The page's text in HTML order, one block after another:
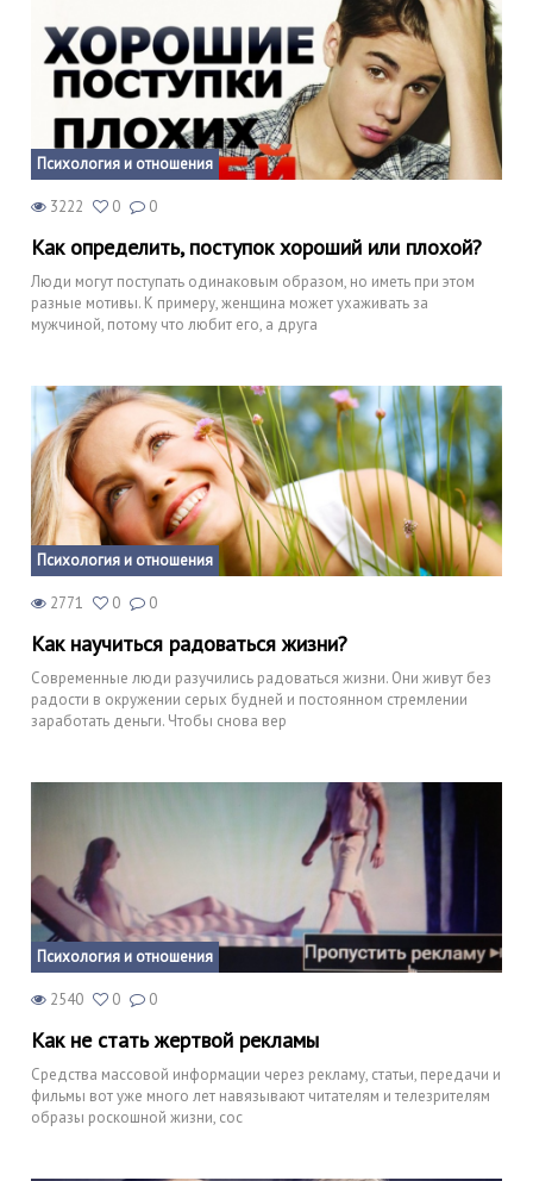
Психология и отношения
3222 0 0
Как определить, поступок хороший или плохой?
Люди могут поступать одинаковым образом, но иметь при этом
разные мотивы. К примеру, женщина может ухаживать за
мужчиной, потому что любит его, а друга
Психология и отношения
2771 0 0
Как научиться радоваться жизни?
Современные люди разучились радоваться жизни. Они живут без
радости в окружении серых будней и постоянном стремлении
заработать деньги. Чтобы снова вер
Психология и отношения
2540 0 0
Как не стать жертвой рекламы
Средства массовой информации через рекламу, статьи, передачи и
фильмы вот уже много лет навязывают читателям и телезрителям
образы роскошной жизни, сос